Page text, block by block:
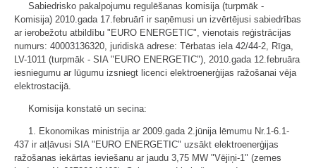
Sabiedrisko pakalpojumu regulēšanas komisija (turpmāk -
Komisija) 2010.gada 17.februārī ir saņēmusi un izvērtējusi sabiedrības
ar ierobežotu atbildību "EURO ENERGETIC", vienotais reģistrācijas
numurs: 40003136320, juridiskā adrese: Tērbatas iela 42/44-2, Rīga,
LV-1011 (turpmāk - SIA "EURO ENERGETIC"), 2010.gada 12.februāra
iesniegumu ar lūgumu izsniegt licenci elektroenerģijas ražošanai vēja
elektrostacijā.
Komisija konstatē un secina:
1. Ekonomikas ministrija ar 2009.gada 2.jūnija lēmumu Nr.1-6.1-
437 ir atļāvusi SIA "EURO ENERGETIC" uzsākt elektroenerģijas
ražošanas iekārtas ieviešanu ar jaudu 3,75 MW "Vējiņi-1" (zemes